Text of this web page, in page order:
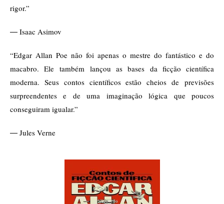
rigor.”
― Isaac Asimov
“Edgar Allan Poe não foi apenas o mestre do fantástico e do
macabro. Ele também lançou as bases da ficção científica
moderna. Seus contos científicos estão cheios de previsões
surpreendentes e de uma imaginação lógica que poucos
conseguiram igualar.”
― Jules Verne